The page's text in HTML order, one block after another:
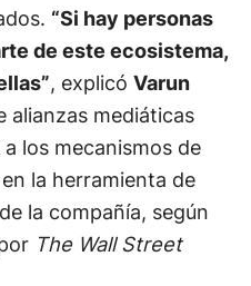
“Si hay personas
de este ecosistema,
, explicó Varun
alianzas mediáticas
los mecanismos de
la herramienta de
la compañía, según
The Wall Street